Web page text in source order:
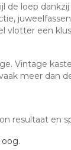
de loep
vlotter een
Vintage
meer dan
resultaat en